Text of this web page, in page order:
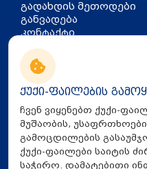
კონტაქტი
თბილისი, აკაკი
გამზირი 126
info@mira.ge
032 235 60 01
გადახდის მეთოდები
განვადება
ქუქი-ფაილების
ჩვენ ვიყენებთ ქუქი-
მუშაობის,
გამოცდილების
ქუქი-ფაილები საიტის
საჭირო. დამატებითი